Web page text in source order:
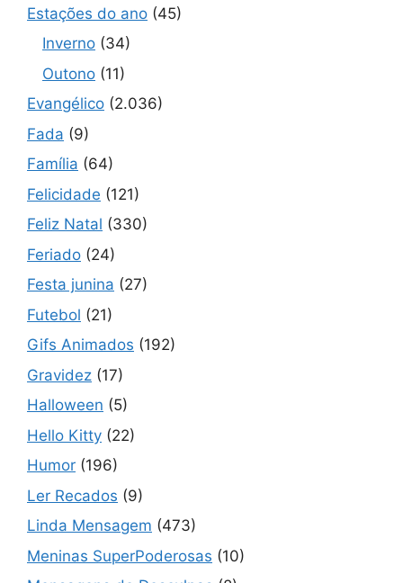
Estações do ano (45)
Inverno (34)
Outono (11)
Evangélico (2.036)
Fada (9)
Família (64)
Felicidade (121)
Feliz Natal (330)
Feriado (24)
Festa junina (27)
Futebol (21)
Gifs Animados (192)
Gravidez (17)
Halloween (5)
Hello Kitty (22)
Humor (196)
Ler Recados (9)
Linda Mensagem (473)
Meninas SuperPoderosas (10)